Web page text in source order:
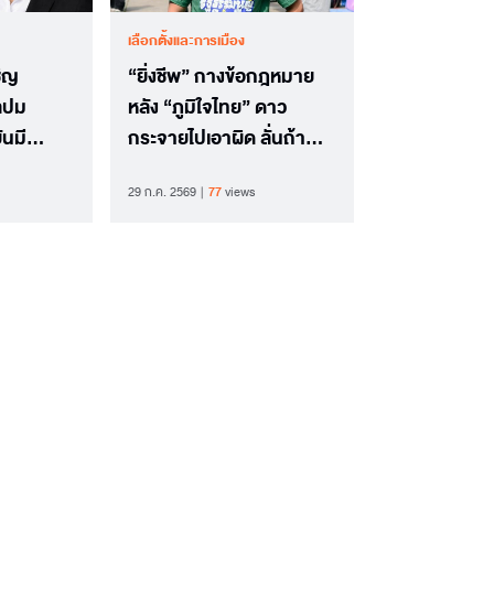
ญ
ม
มี
เลือกตั้งและการเมือง
“ยิ่งชีพ” กางข้อกฎหมาย
หลัง “ภูมิใจไทย” ดาว
กระจายไปเอาผิด ลั่นถ้า
ความที่เกิดเหตุ
29 ก.ค. 2569 77views